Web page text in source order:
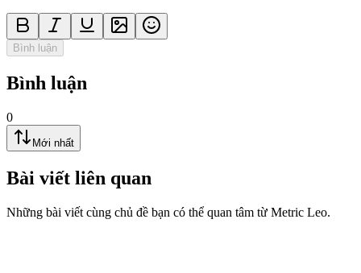
Bình luận
Bình luận
0
Mới nhất
Bài viết liên quan
Những bài viết cùng chủ đề bạn có thể quan tâm từ Metric Leo.